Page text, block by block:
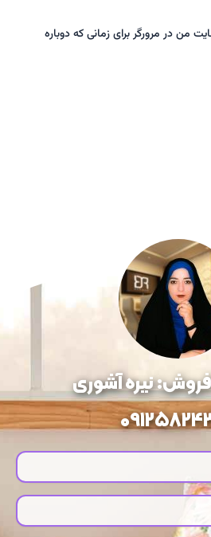
من در مرورگر برای زمانی که دوباره
نیره آشوری